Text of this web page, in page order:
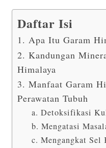
Daftar Isi
1. Apa Itu Garam
2. Kandungan
Himalaya
3. Manfaat Garam
Perawatan Tubuh
a. Detoksifikasi
b. Mengatasi
c. Mengangkat